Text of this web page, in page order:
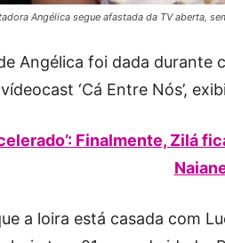
Angélica segue afastada da TV aberta,
Angélica foi dada durante
‘Cá Entre Nós’,
Finalmente, Zilá
a loira está casada com